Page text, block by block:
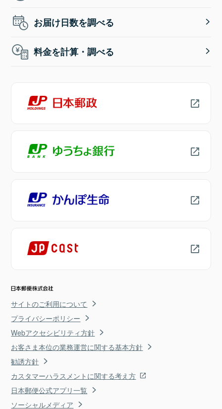
お届け日数を調べる
料金を計算・調べる
サイトのご利用について
プライバシーポリシー
Webアクセシビリティ方針
お客さま本位の業務運営に関する基本方針
勧誘方針
カスタマーハラスメントに関する考え方
日本郵便公式アプリ一覧
ソーシャルメディア